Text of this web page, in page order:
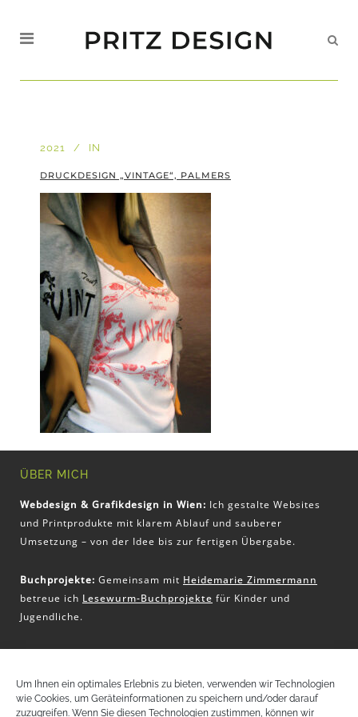
Um Ihnen ein optimales Erlebnis zu bieten, verwenden wir Technologien
wie Cookies, um Geräteinformationen zu speichern und/oder darauf
zuzugreifen. Wenn Sie diesen Technologien zustimmen, können wir
2021 IN
DRUCKDESIGN „VINTAGE“, PALMERS
ÜBER MICH
Webdesign & Grafikdesign in Wien: Ich gestalte Websites
und Printprodukte mit klarem Ablauf und sauberer
Umsetzung – von der Idee bis zur fertigen Übergabe.
Buchprojekte: Gemeinsam mit Heidemarie Zimmermann
betreue ich Lesewurm-Buchprojekte für Kinder und
Jugendliche.
Christina Pritz